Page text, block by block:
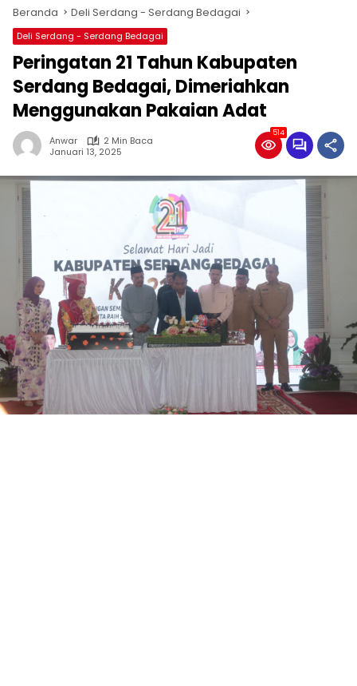
Beranda Deli Serdang - Serdang Bedagai
Deli Serdang - Serdang Bedagai
Peringatan 21 Tahun Kabupaten
Serdang Bedagai, Dimeriahkan
Menggunakan Pakaian Adat
Anwar
2 Min Baca
Januari 13, 2025
514